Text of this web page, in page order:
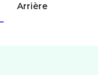
Arrière